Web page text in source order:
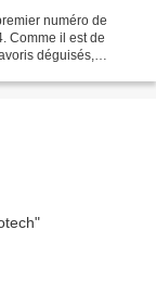
numéro de
Comme il est de
déguisés,